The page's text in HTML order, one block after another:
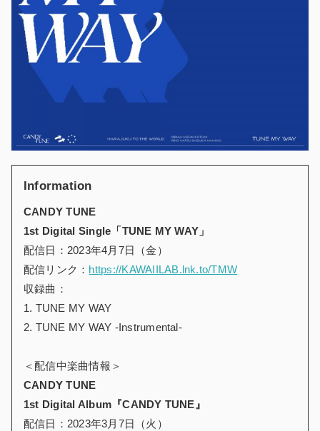
Information
CANDY TUNE
1st Digital Single「TUNE MY WAY」
配信日：2023年4月7日（金）
配信リンク： https://KAWAIILAB.lnk.to/TMW
収録曲：
1. TUNE MY WAY
2. TUNE MY WAY -Instrumental-
＜配信中楽曲情報＞
CANDY TUNE
1st Digital Album『CANDY TUNE』
配信日：2023年3月7日（火）